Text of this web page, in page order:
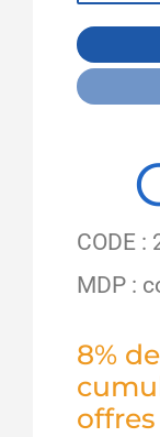
CODE :
MDP :
8%
offres